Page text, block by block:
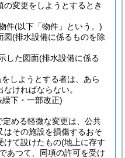
の変更をしようとするとき
件(以下「物件」という。)
図(排水設備に係るものを除
した図面(排水設備に係る
しようとする者は、あら
ければならない。
下・一部改正)
める軽微な変更は、公共
はその施設を損傷するおそ
けて設けたもの(地上に存す
あつて、同項の許可を受け